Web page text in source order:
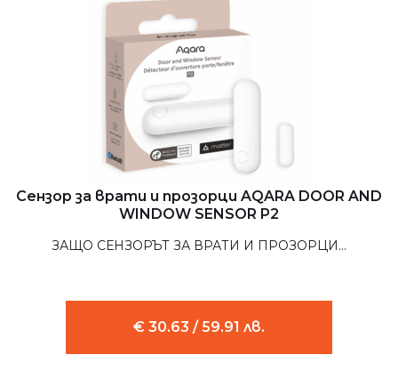
Сензор за врати и прозорци AQARA DOOR AND
WINDOW SENSOR P2
ЗАЩО СЕНЗОРЪТ ЗА ВРАТИ И ПРОЗОРЦИ...
€ 30.63 / 59.91 лв.